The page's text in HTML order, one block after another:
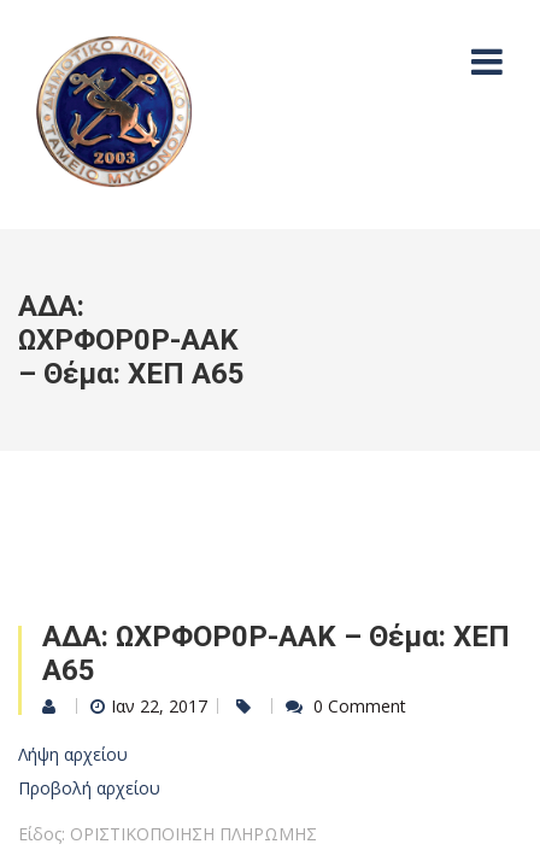
ΑΔΑ:
ΩΧΡΦΟΡ0Ρ-ΑΑΚ
– Θέμα: ΧΕΠ Α65
ΑΔΑ: ΩΧΡΦΟΡ0Ρ-ΑΑΚ – Θέμα: ΧΕΠ
Α65
Ιαν 22, 2017 0 Comment
Λήψη αρχείου
Προβολή αρχείου
Είδος: ΟΡΙΣΤΙΚΟΠΟΙΗΣΗ ΠΛΗΡΩΜΗΣ